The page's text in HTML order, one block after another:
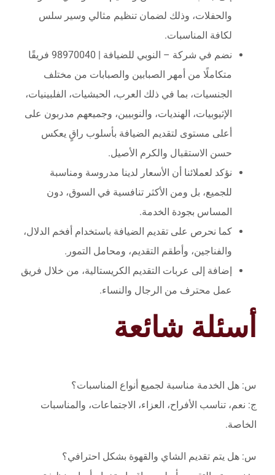
والحفلات، وذلك لضمان تنظيم مثالي وسير سلس
لكافة المناسبات.
نضم في شركة – النوبي للضيافة | 98970040 فريقًا
متكاملًا من أمهر الصبابين والصبابات من مختلف
الجنسيات، بما في ذلك العرب، الحبشيات، الفلبينيات،
الإثيوبيات، الهنديات، والنوبيين، وجميعهم مدربون على
أعلى مستوى لتقديم الضيافة بأسلوب راقٍ يعكس
حسن الاستقبال والكرم الأصيل.
نؤكد لعملائنا أن الأسعار لدينا مدروسة ومناسبة
للجميع، بل ومن الأكثر تنافسية في السوق، دون
المساس بجودة الخدمة.
كما نحرص على تقديم الضيافة باستخدام أفخم الدلال،
والفناجين، وأطقم التقديم، ومحامل التمور.
إضافة إلى عربات التقديم الكريستالية، من خلال فريق
عمل محترف من الرجال والنساء.
أسئلة شائعة
س: هل الخدمة مناسبة لجميع أنواع المناسبات؟
ج: نعم، تناسب الأفراح، العزاء، الاجتماعات، والمناسبات
الخاصة.
س: هل يتم تقديم الشاي والقهوة بشكل احترافي؟